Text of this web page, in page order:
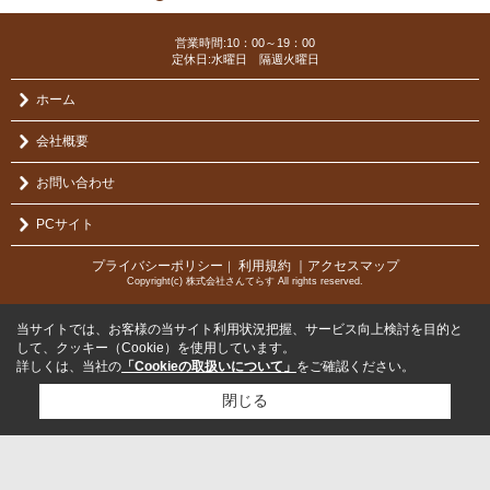
営業時間:10：00～19：00
定休日:水曜日 隔週火曜日
ホーム
会社概要
お問い合わせ
PCサイト
プライバシーポリシー ｜ 利用規約 ｜アクセスマップ
Copyright(c) 株式会社さんてらす All rights reserved.
当サイトでは、お客様の当サイト利用状況把握、サービス向上検討を目的と
して、クッキー（Cookie）を使用しています。
詳しくは、当社の 「Cookieの取扱いについて」 をご確認ください。
閉じる